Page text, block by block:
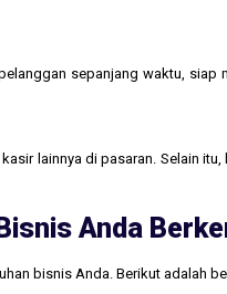
sepanjang waktu,
lainnya di pasaran. Selain
Anda
bisnis Anda. Berikut adalah